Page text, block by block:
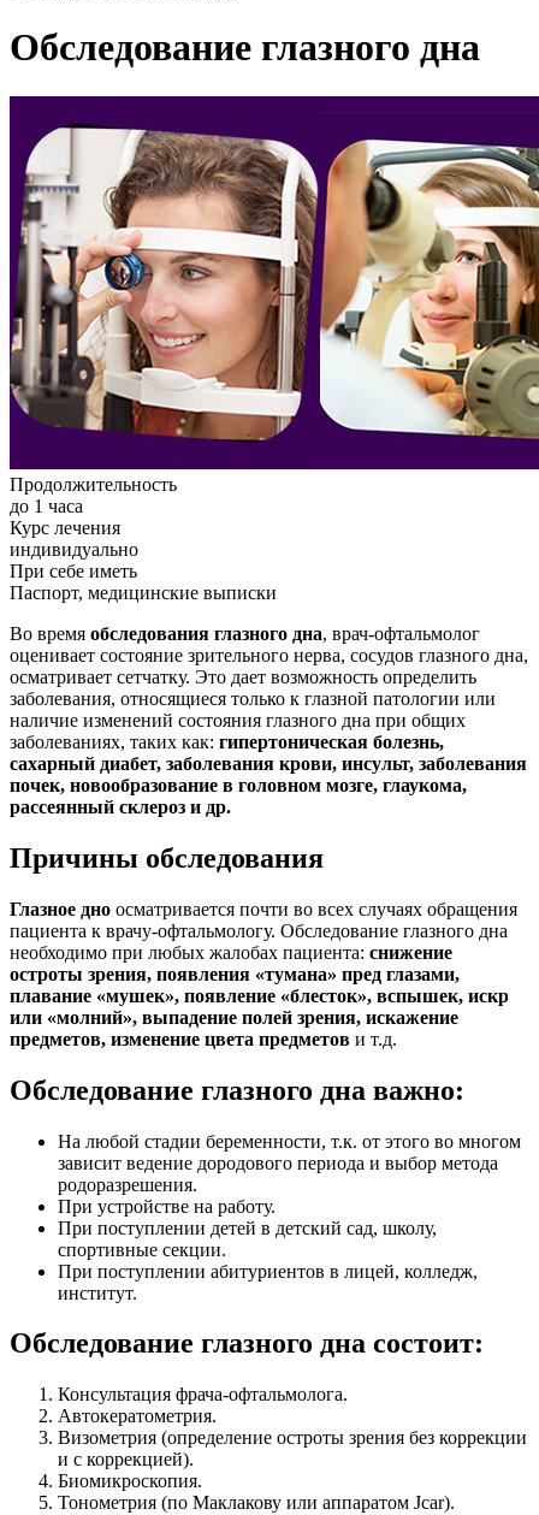
Обследование глазного дна
Продолжительность
до 1 часа
Курс лечения
индивидуально
При себе иметь
Паспорт, медицинские выписки
Во время обследования глазного дна, врач-офтальмолог
оценивает состояние зрительного нерва, сосудов глазного дна,
осматривает сетчатку. Это дает возможность определить
заболевания, относящиеся только к глазной патологии или
наличие изменений состояния глазного дна при общих
заболеваниях, таких как: гипертоническая болезнь,
сахарный диабет, заболевания крови, инсульт, заболевания
почек, новообразование в головном мозге, глаукома,
рассеянный склероз и др.
Причины обследования
Глазное дно осматривается почти во всех случаях обращения
пациента к врачу-офтальмологу. Обследование глазного дна
необходимо при любых жалобах пациента: снижение
остроты зрения, появления «тумана» пред глазами,
плавание «мушек», появление «блесток», вспышек, искр
или «молний», выпадение полей зрения, искажение
предметов, изменение цвета предметов и т.д.
Обследование глазного дна важно:
На любой стадии беременности, т.к. от этого во многом
зависит ведение дородового периода и выбор метода
родоразрешения.
При устройстве на работу.
При поступлении детей в детский сад, школу,
спортивные секции.
При поступлении абитуриентов в лицей, колледж,
институт.
Обследование глазного дна состоит:
Консультация фрача-офтальмолога.
Автокератометрия.
Визометрия (определение остроты зрения без коррекции
и с коррекцией).
Биомикроскопия.
Тонометрия (по Маклакову или аппаратом Jcar).